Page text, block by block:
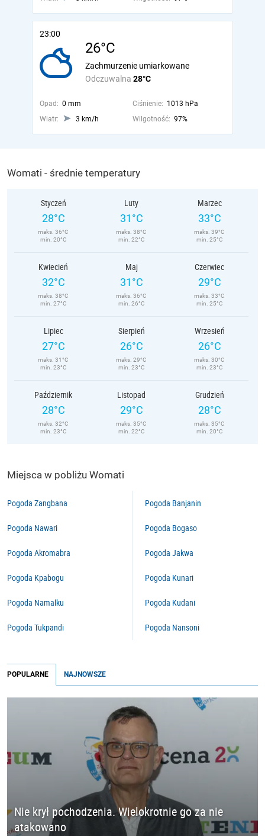
23:00
26°C
Odczuwalna 28°C
Zachmurzenie umiarkowane
Opad: 0 mm Ciśnienie: 1013 hPa
Wiatr:
3 km/h Wilgotność: 97%
Womati - średnie temperatury
Styczeń
28°C
maks. 36°C
min. 20°C
Luty
31°C
maks. 38°C
min. 22°C
Marzec
33°C
maks. 39°C
min. 25°C
Kwiecień
32°C
maks. 38°C
min. 27°C
Maj
31°C
maks. 36°C
min. 26°C
Czerwiec
29°C
maks. 33°C
min. 25°C
Lipiec
27°C
maks. 31°C
min. 23°C
Sierpień
26°C
maks. 29°C
min. 23°C
Wrzesień
26°C
maks. 30°C
min. 23°C
Październik
28°C
maks. 32°C
min. 23°C
Listopad
29°C
maks. 35°C
min. 22°C
Grudzień
28°C
maks. 35°C
min. 20°C
Miejsca w pobliżu Womati
Pogoda Zangbana
Pogoda Nawari
Pogoda Akromabra
Pogoda Kpabogu
Pogoda Namalku
Pogoda Tukpandi
Pogoda Banjanin
Pogoda Bogaso
Pogoda Jakwa
Pogoda Kunari
Pogoda Kudani
Pogoda Nansoni
POPULARNE NAJNOWSZE
Nie krył pochodzenia. Wielokrotnie go za nie
atakowano